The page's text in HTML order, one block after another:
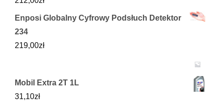
Enposi Globalny Cyfrowy Podsłuch Detektor
234
219,00zł
Mobil Extra 2T 1L
31,10zł